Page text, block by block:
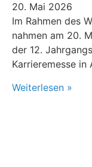
20. Mai 2026
Im Rahmen des
nahmen am 20.
der 12.
Karrieremesse
Weiterlesen »